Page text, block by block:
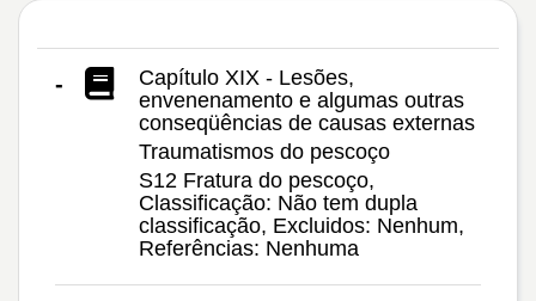
-
Capítulo XIX - Lesões,
envenenamento e algumas outras
conseqüências de causas externas
Traumatismos do pescoço
S12 Fratura do pescoço,
Classificação: Não tem dupla
classificação, Excluidos: Nenhum,
Referências: Nenhuma